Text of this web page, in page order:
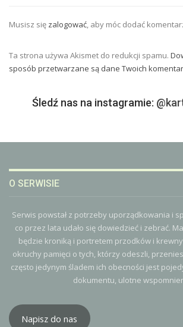
Musisz się zalogować, aby móc dodać
Ta strona używa Akismet do redukcji spamu.
sposób przetwarzane są dane Twoich
Śledź nas na instagramie:
O SERWISIE
Serwis powstał z potrzeby uporządkowania i
co przez lata udało się dowiedzieć i zebrać.
będzie kroniką i portretem przodków i
okruchy pamięci o tych, którzy odeszli,
często jedynym śladem ich obecności jest
dokumentu, ulotne
Napisz do nas